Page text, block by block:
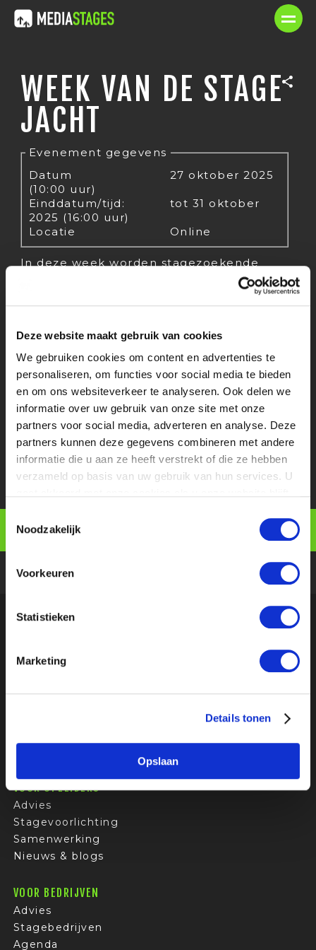
Deze website maakt gebruik van cookies
We gebruiken cookies om content en advertenties te
personaliseren, om functies voor social media te bieden
en om ons websiteverkeer te analyseren. Ook delen we
informatie over uw gebruik van onze site met onze
partners voor social media, adverteren en analyse. Deze
partners kunnen deze gegevens combineren met andere
informatie die u aan ze heeft verstrekt of die ze hebben
verzameld op basis van uw gebruik van hun services. U
Noodzakelijk
Voorkeuren
Statistieken
Marketing
Details tonen
Opslaan
WEEK VAN DE STAGE
JACHT
Evenement gegevens
Datum
27 oktober 2025
(10:00 uur)
Einddatum/tijd:
tot 31 oktober
2025 (16:00 uur)
Locatie
Online
In deze week worden stagezoekende
studenten door ons meegenomen door
een stage. Dit evenement zal online
een onderdeel van de zoektocht
inzoomen.
Gepubliceerd op: 29 september 2025
LEES HIER ALLES OVER DVDM26 EN BESTEL JE TICKET!
Onze relaties geven ons een van 195
VOOR OPLEIDERS
Advies
Stagevoorlichting
Samenwerking
Nieuws & blogs
VOOR BEDRIJVEN
Advies
Stagebedrijven
Agenda